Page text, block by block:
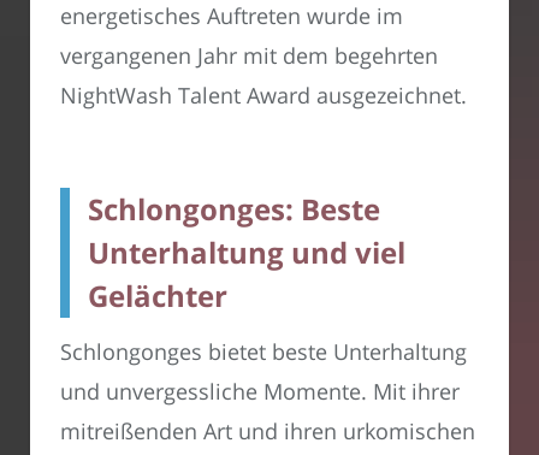
energetisches Auftreten wurde im
vergangenen Jahr mit dem begehrten
NightWash Talent Award ausgezeichnet.
Schlongonges: Beste
Unterhaltung und viel
Gelächter
Schlongonges bietet beste Unterhaltung
und unvergessliche Momente. Mit ihrer
mitreißenden Art und ihren urkomischen